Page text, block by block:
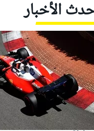
الأخبار